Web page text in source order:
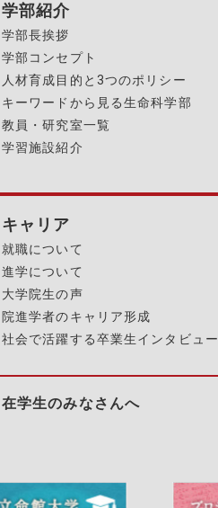
学部紹介
学部長挨拶
学部コンセプト
人材育成目的と3つのポリシー
キーワードから見る生命科学部
教員・研究室一覧
学習施設紹介
キャリア
就職について
進学について
大学院生の声
院進学者のキャリア形成
社会で活躍する卒業生インタビュー
在学生のみなさんへ